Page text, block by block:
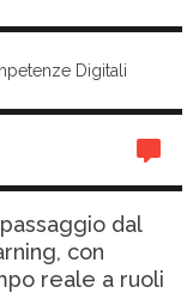
Digitali
dal
con
reale a ruoli